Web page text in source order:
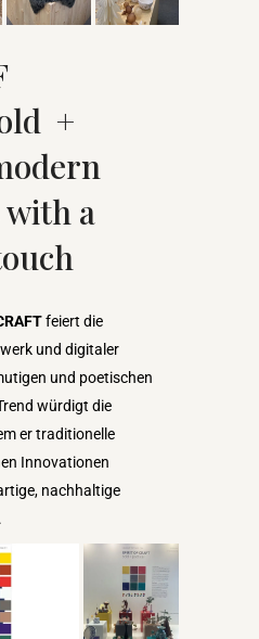
+
with a
feiert die
und digitaler
und poetischen
würdigt die
er traditionelle
Innovationen
nachhaltige